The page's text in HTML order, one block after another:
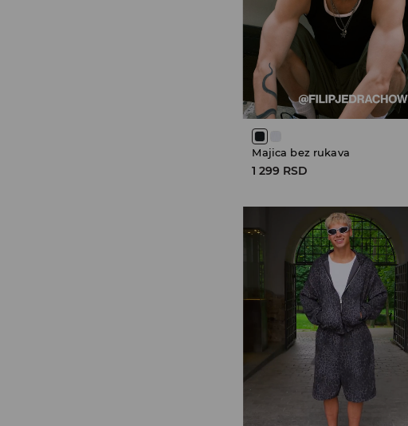
Majica bez rukava
1 299 RSD